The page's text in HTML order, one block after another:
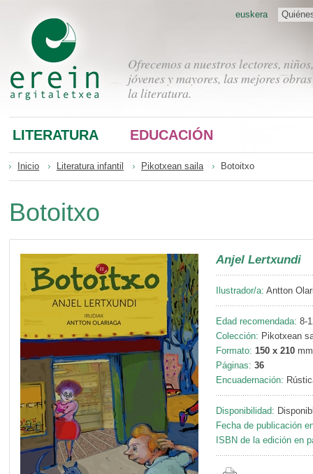
Ofrecemos a nuestros lectores, niños,
jóvenes y mayores, las mejores
la literatura.
euskera
LITERATURA EDUCACIÓN
Inicio Literatura infantil Pikotxean saila Botoitxo
Botoitxo
Anjel Lertxundi
Ilustrador/a: Antton
Edad recomendada: 8-
Colección: Pikotxean
Formato: 150 x 210 mm
Páginas: 36
Encuadernación:
Disponibilidad:
Fecha de publicación
ISBN de la edición en